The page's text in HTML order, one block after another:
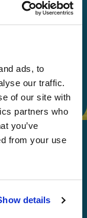
ads, to
our traffic.
of our site with
partners who
you’ve
from your use
details